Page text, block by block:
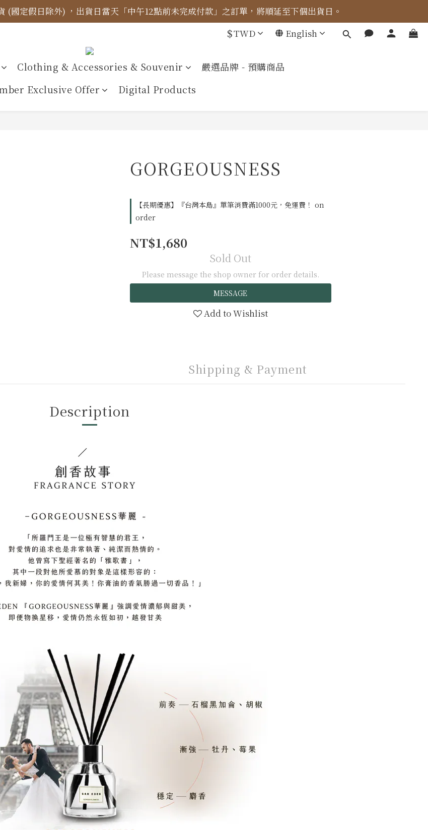
】異象出版品-價格標示更新為原價，折扣一律購物車計算。
(國定假日除外) ，出貨日當天「中午12點前未完成付款」之訂單，將順延至下個出貨日。
】異象出版品-價格標示更新為原價，折扣一律購物車計算。
$TWD English
Clothing & Accessories & Souvenir
嚴選品牌 - 預購商品
Exclusive Offer Digital Products
GORGEOUSNESS
【長期優惠】『台灣本島』單筆消費滿1000元，免運費！ on
order
NT$1,680
Sold Out
Please message the shop owner for order details.
MESSAGE
Add to Wishlist
Shipping & Payment
Description